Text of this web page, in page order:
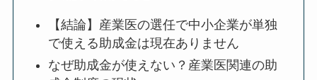
✓ この記事でわかること
【結論】産業医の選任で中小企業が単